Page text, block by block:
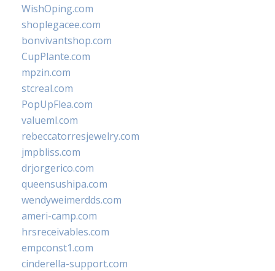
WishOping.com
shoplegacee.com
bonvivantshop.com
CupPlante.com
mpzin.com
stcreal.com
PopUpFlea.com
valueml.com
rebeccatorresjewelry.com
jmpbliss.com
drjorgerico.com
queensushipa.com
wendyweimerdds.com
ameri-camp.com
hrsreceivables.com
empconst1.com
cinderella-support.com